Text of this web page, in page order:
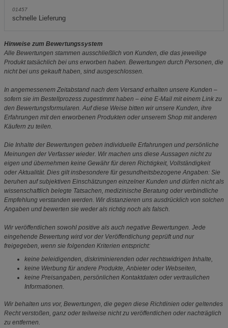
01457
schnelle Lieferung
Hinweise zum Bewertungssystem
Alle Bewertungen stammen ausschließlich von Kunden, die das jeweilige
Produkt tatsächlich bei uns erworben haben. Bewertungen durch Personen, die
nicht bei uns gekauft haben, sind ausgeschlossen.
In angemessenem Zeitabstand nach dem Versand erhalten unsere Kunden –
sofern sie im Bestellprozess zugestimmt haben – eine E-Mail mit einem Link zu
den Bewertungsformularen. Auf diese Weise bitten wir unsere Kunden, ihre
Erfahrungen mit den erworbenen Produkten oder unserem Shop mit anderen
Käufern zu teilen.
Die Inhalte der Bewertungen geben individuelle Erfahrungen und persönliche
Meinungen der Verfasser wieder. Wir machen uns diese Aussagen nicht zu
eigen und übernehmen keine Gewähr für deren Richtigkeit, Vollständigkeit
oder Aktualität. Dies gilt insbesondere für gesundheitsbezogene Angaben: Sie
beruhen auf subjektiven Einschätzungen einzelner Kunden und dürfen nicht als
wissenschaftlich belegte Tatsachen, medizinische Beratung oder verbindliche
Empfehlung verstanden werden. Wir distanzieren uns ausdrücklich von solchen
Angaben und bewerten sie weder als richtig noch als falsch.
Wir veröffentlichen sowohl positive als auch negative Bewertungen. Jede
eingehende Bewertung wird vor der Veröffentlichung geprüft und nur
freigegeben, wenn sie folgenden Kriterien entspricht:
keine beleidigenden, diskriminierenden oder rechtswidrigen Inhalte,
keine Werbung für andere Produkte, Anbieter oder Webseiten,
keine Preisangaben, persönlichen Kontaktdaten oder vertraulichen
Informationen.
Wir behalten uns vor, Bewertungen, die gegen diese Richtlinien oder geltendes
Recht verstoßen, ganz oder teilweise nicht zu veröffentlichen oder nachträglich
zu entfernen.